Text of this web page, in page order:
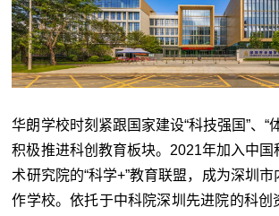
华朗学校时刻紧跟国家建设“科技强国”、“
积极推进科创教育板块。2021年加入中国
术研究院的“科学+”教育联盟，成为深圳
作学校。依托于中科院深圳先进院的科创